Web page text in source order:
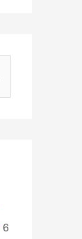
6